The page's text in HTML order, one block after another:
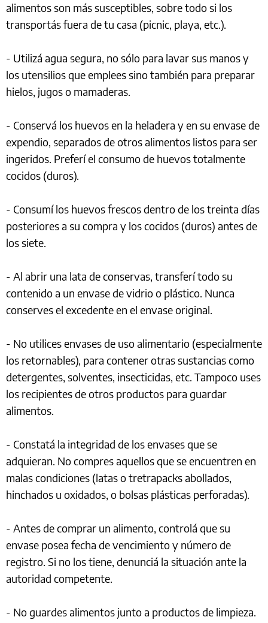
alimentos son más susceptibles, sobre todo si los
transportás fuera de tu casa (picnic, playa, etc.).
- Utilizá agua segura, no sólo para lavar sus manos y
los utensilios que emplees sino también para preparar
hielos, jugos o mamaderas.
- Conservá los huevos en la heladera y en su envase de
expendio, separados de otros alimentos listos para ser
ingeridos. Preferí el consumo de huevos totalmente
cocidos (duros).
- Consumí los huevos frescos dentro de los treinta días
posteriores a su compra y los cocidos (duros) antes de
los siete.
- Al abrir una lata de conservas, transferí todo su
contenido a un envase de vidrio o plástico. Nunca
conserves el excedente en el envase original.
- No utilices envases de uso alimentario (especialmente
los retornables), para contener otras sustancias como
detergentes, solventes, insecticidas, etc. Tampoco uses
los recipientes de otros productos para guardar
alimentos.
- Constatá la integridad de los envases que se
adquieran. No compres aquellos que se encuentren en
malas condiciones (latas o tretrapacks abollados,
hinchados u oxidados, o bolsas plásticas perforadas).
- Antes de comprar un alimento, controlá que su
envase posea fecha de vencimiento y número de
registro. Si no los tiene, denunciá la situación ante la
autoridad competente.
- No guardes alimentos junto a productos de limpieza.